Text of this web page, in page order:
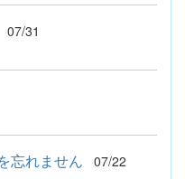
07/31
忘れません 07/22